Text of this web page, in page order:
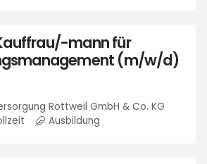
mann für
(m/w/d)
Rottweil GmbH & Co. KG
Ausbildung